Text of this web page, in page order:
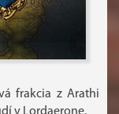
frakcia z Arathi